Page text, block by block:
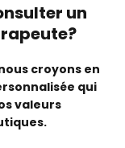
un
croyons en
qui
valeurs